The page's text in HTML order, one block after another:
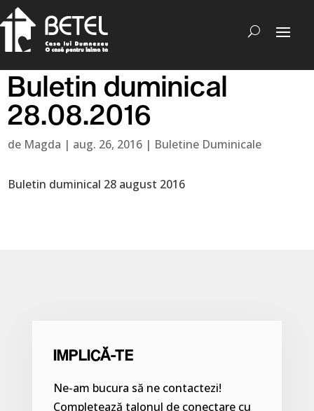
Buletin duminical
28.08.2016
de Magda | aug. 26, 2016 | Buletine Duminicale
Buletin duminical 28 august 2016
IMPLICĂ-TE
Ne-am bucura să ne contactezi!
Completează talonul de conectare cu